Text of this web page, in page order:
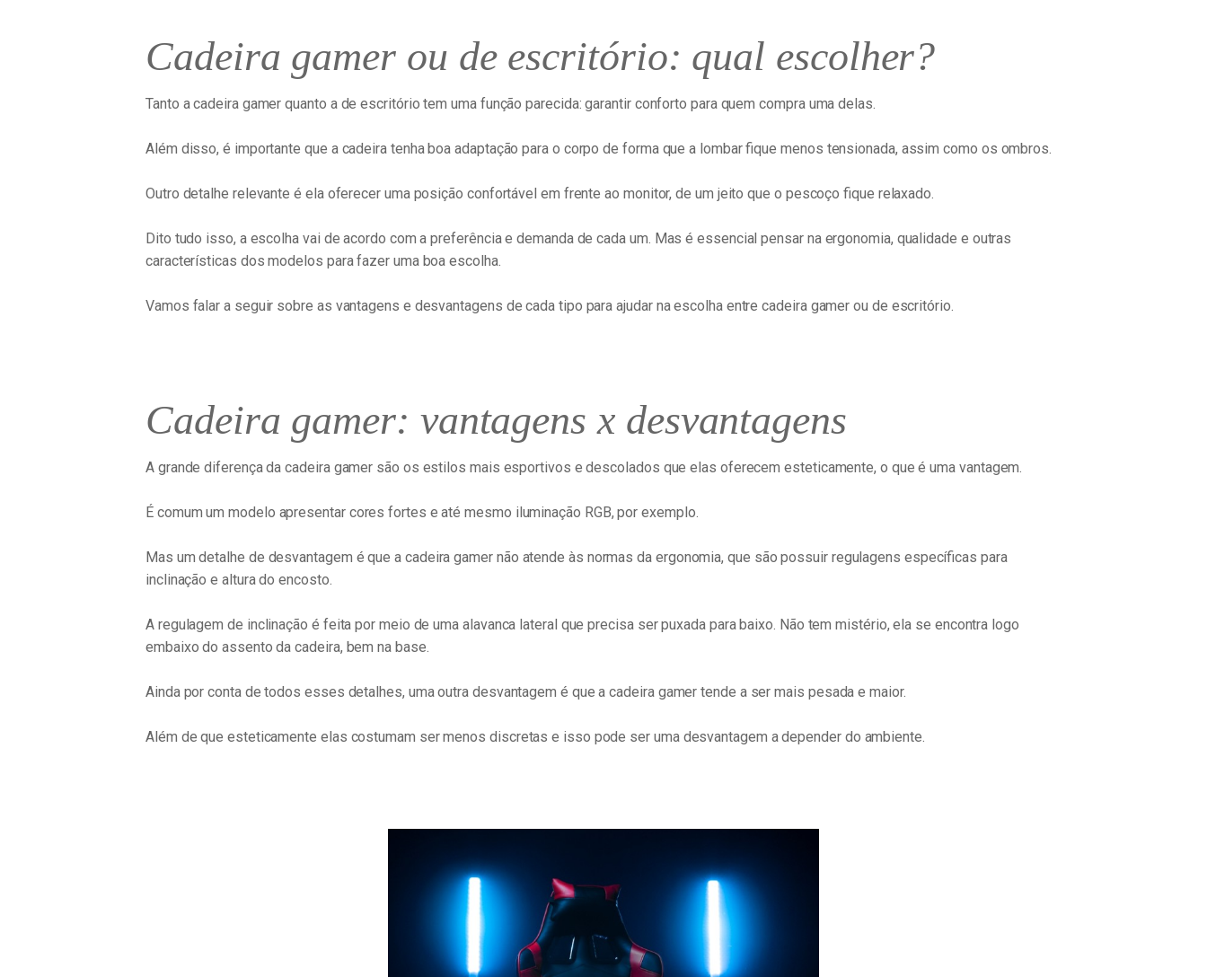
Cadeira gamer ou de escritório: qual escolher?
Tanto a cadeira gamer quanto a de escritório tem uma função parecida: garantir conforto para quem compra uma delas.
Além disso, é importante que a cadeira tenha boa adaptação para o corpo de forma que a lombar fique menos tensionada, assim como os ombros.
Outro detalhe relevante é ela oferecer uma posição confortável em frente ao monitor, de um jeito que o pescoço fique relaxado.
Dito tudo isso, a escolha vai de acordo com a preferência e demanda de cada um. Mas é essencial pensar na ergonomia, qualidade e outras
características dos modelos para fazer uma boa escolha.
Vamos falar a seguir sobre as vantagens e desvantagens de cada tipo para ajudar na escolha entre cadeira gamer ou de escritório.
Cadeira gamer: vantagens x desvantagens
A grande diferença da cadeira gamer são os estilos mais esportivos e descolados que elas oferecem esteticamente, o que é uma vantagem.
É comum um modelo apresentar cores fortes e até mesmo iluminação RGB, por exemplo.
Mas um detalhe de desvantagem é que a cadeira gamer não atende às normas da ergonomia, que são possuir regulagens específicas para
inclinação e altura do encosto.
A regulagem de inclinação é feita por meio de uma alavanca lateral que precisa ser puxada para baixo. Não tem mistério, ela se encontra logo
embaixo do assento da cadeira, bem na base.
Ainda por conta de todos esses detalhes, uma outra desvantagem é que a cadeira gamer tende a ser mais pesada e maior.
Além de que esteticamente elas costumam ser menos discretas e isso pode ser uma desvantagem a depender do ambiente.